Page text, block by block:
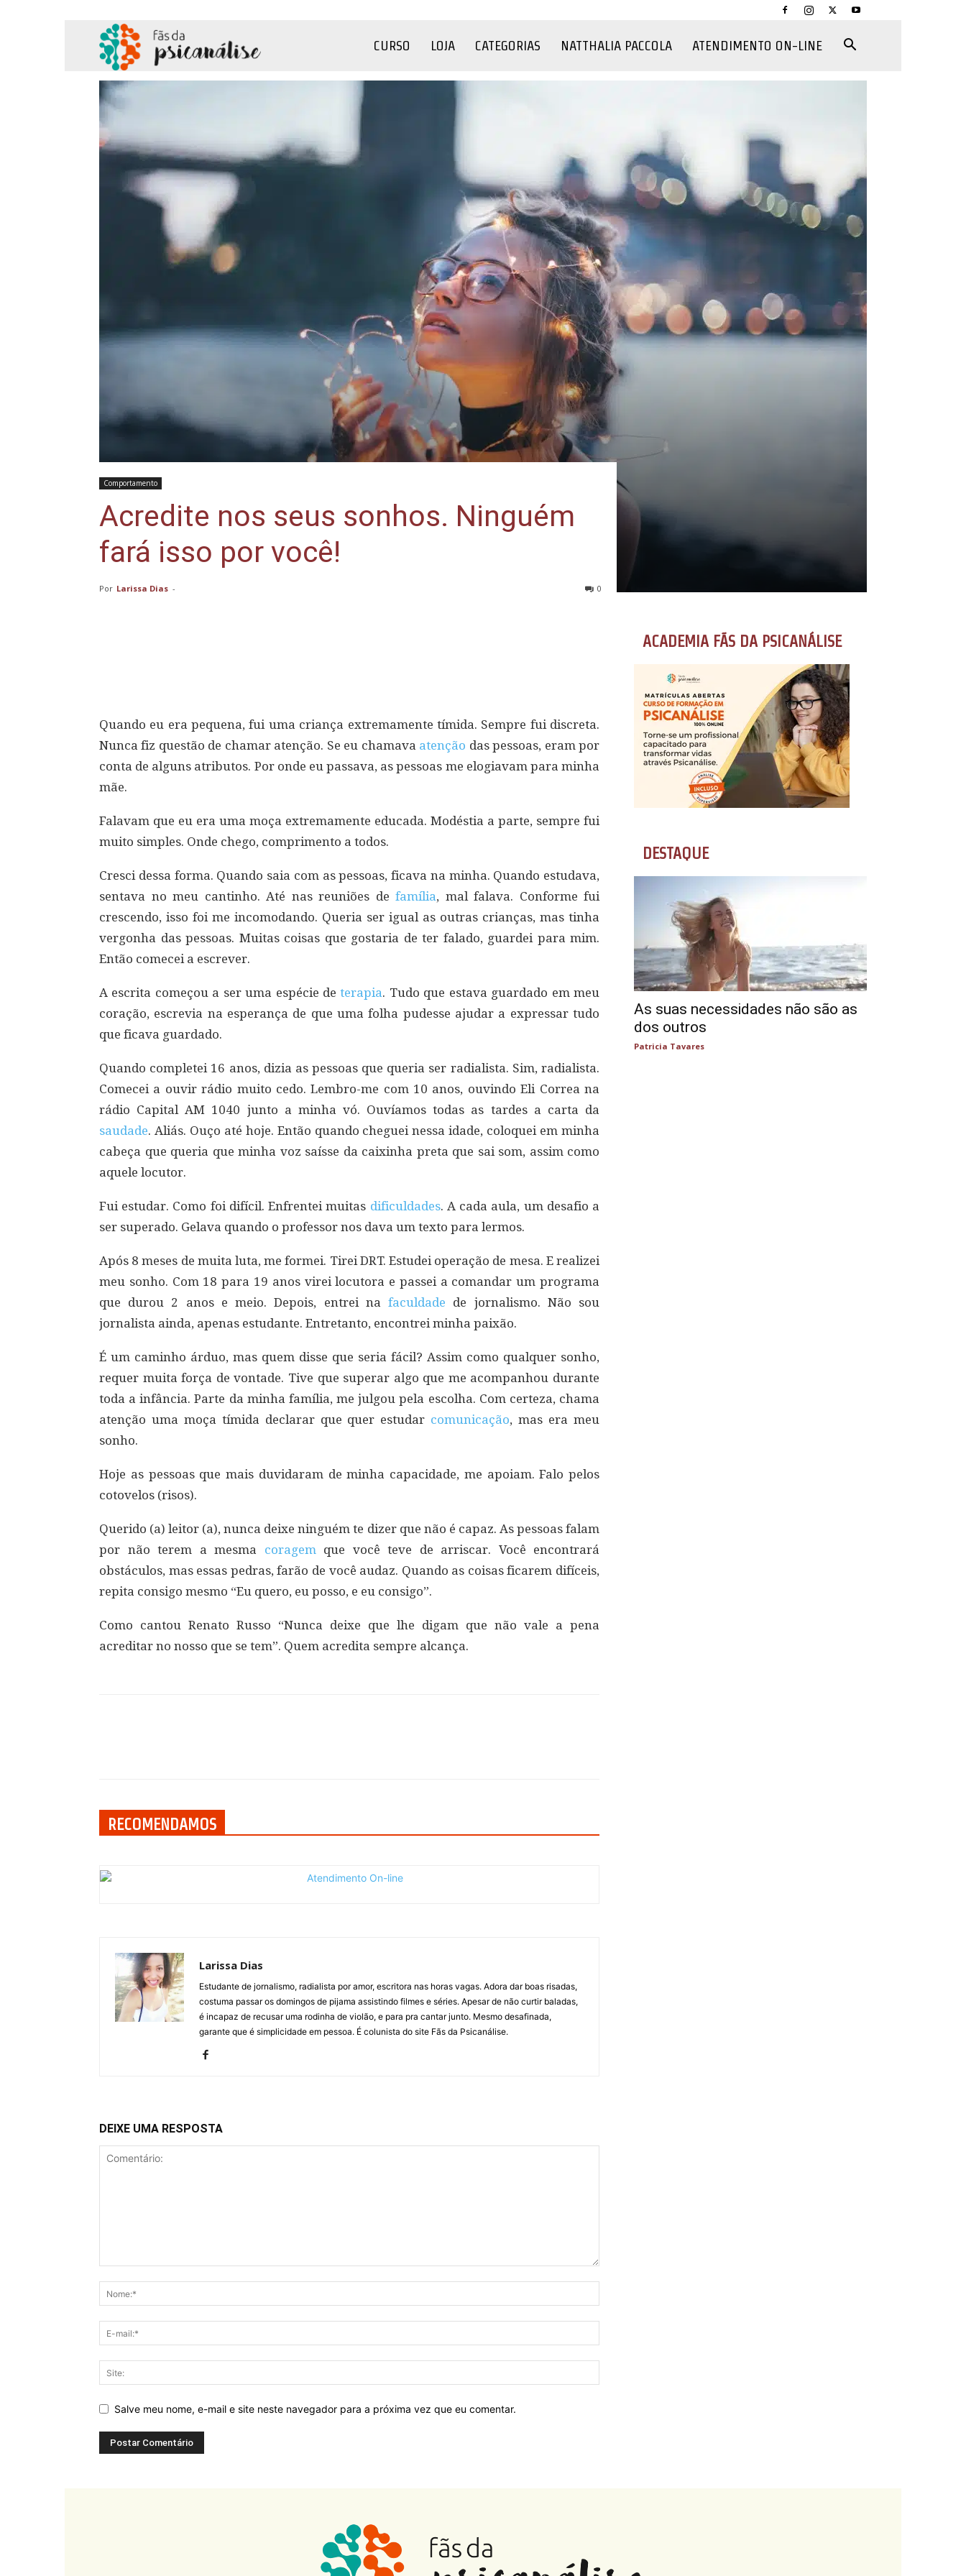
Psicanálise
CURSO LOJA CATEGORIAS NATTHALIA PACCOLA ATENDIMENTO ON-LINE
Comportamento
Acredite nos seus sonhos. Ninguém
fará isso por você!
Por Larissa Dias - 0
Quando eu era pequena, fui uma criança extremamente tímida. Sempre fui discreta.
Nunca fiz questão de chamar atenção. Se eu chamava atenção das pessoas, eram por
conta de alguns atributos. Por onde eu passava, as pessoas me elogiavam para minha
mãe.
Falavam que eu era uma moça extremamente educada. Modéstia a parte, sempre fui
muito simples. Onde chego, comprimento a todos.
Cresci dessa forma. Quando saia com as pessoas, ficava na minha. Quando estudava,
sentava no meu cantinho. Até nas reuniões de família, mal falava. Conforme fui
crescendo, isso foi me incomodando. Queria ser igual as outras crianças, mas tinha
vergonha das pessoas. Muitas coisas que gostaria de ter falado, guardei para mim.
Então comecei a escrever.
A escrita começou a ser uma espécie deterapia. Tudo que estava guardado em meu
coração, escrevia na esperança de que uma folha pudesse ajudar a expressar tudo
que ficava guardado.
Quando completei 16 anos, dizia as pessoas que queria ser radialista. Sim, radialista.
Comecei a ouvir rádio muito cedo. Lembro-me com 10 anos, ouvindo Eli Correa na
rádio Capital AM 1040 junto a minha vó. Ouvíamos todas as tardes a carta da
saudade. Aliás. Ouço até hoje. Então quando cheguei nessa idade, coloquei em minha
cabeça que queria que minha voz saísse da caixinha preta que sai som, assim como
aquele locutor.
Fui estudar. Como foi difícil. Enfrentei muitas dificuldades. A cada aula, um desafio a
ser superado. Gelava quando o professor nos dava um texto para lermos.
Após 8 meses de muita luta, me formei. Tirei DRT. Estudei operação de mesa. E realizei
meu sonho. Com 18 para 19 anos virei locutora e passei a comandar um programa
que durou 2 anos e meio. Depois, entrei nafaculdade de jornalismo. Não sou
jornalista ainda, apenas estudante. Entretanto, encontrei minha paixão.
É um caminho árduo, mas quem disse que seria fácil? Assim como qualquer sonho,
requer muita força de vontade. Tive que superar algo que me acompanhou durante
toda a infância. Parte da minha família, me julgou pela escolha. Com certeza, chama
atenção uma moça tímida declarar que quer estudar comunicação, mas era meu
sonho.
Hoje as pessoas que mais duvidaram de minha capacidade, me apoiam. Falo pelos
cotovelos (risos).
Querido (a) leitor (a), nunca deixe ninguém te dizer que não é capaz. As pessoas falam
por não terem a mesma coragemque você teve de arriscar. Você encontrará
obstáculos, mas essas pedras, farão de você audaz. Quando as coisas ficarem difíceis,
repita consigo mesmo “Eu quero, eu posso, e eu consigo”.
Como cantou Renato Russo “Nunca deixe que lhe digam que não vale a pena
acreditar no nosso que se tem”. Quem acredita sempre alcança.
RECOMENDAMOS
Larissa Dias
Estudante de jornalismo, radialista por amor, escritora nas horas vagas. Adora dar boas risadas,
costuma passar os domingos de pijama assistindo filmes e séries. Apesar de não curtir baladas,
é incapaz de recusar uma rodinha de violão, e para pra cantar junto. Mesmo desafinada,
garante que é simplicidade em pessoa. É colunista do site Fãs da Psicanálise.
DEIXE UMA RESPOSTA
Salve meu nome, e-mail e site neste navegador para a próxima vez que eu comentar.
ACADEMIA FÃS DA PSICANÁLISE
DESTAQUE
As suas necessidades não são as
dos outros
Patricia Tavares